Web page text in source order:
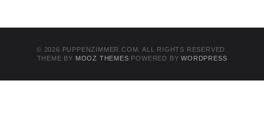
© 2026 PUPPENZIMMER.COM. ALL RIGHTS RESERVED.
THEME BY MOOZ THEMES POWERED BYWORDPRESS